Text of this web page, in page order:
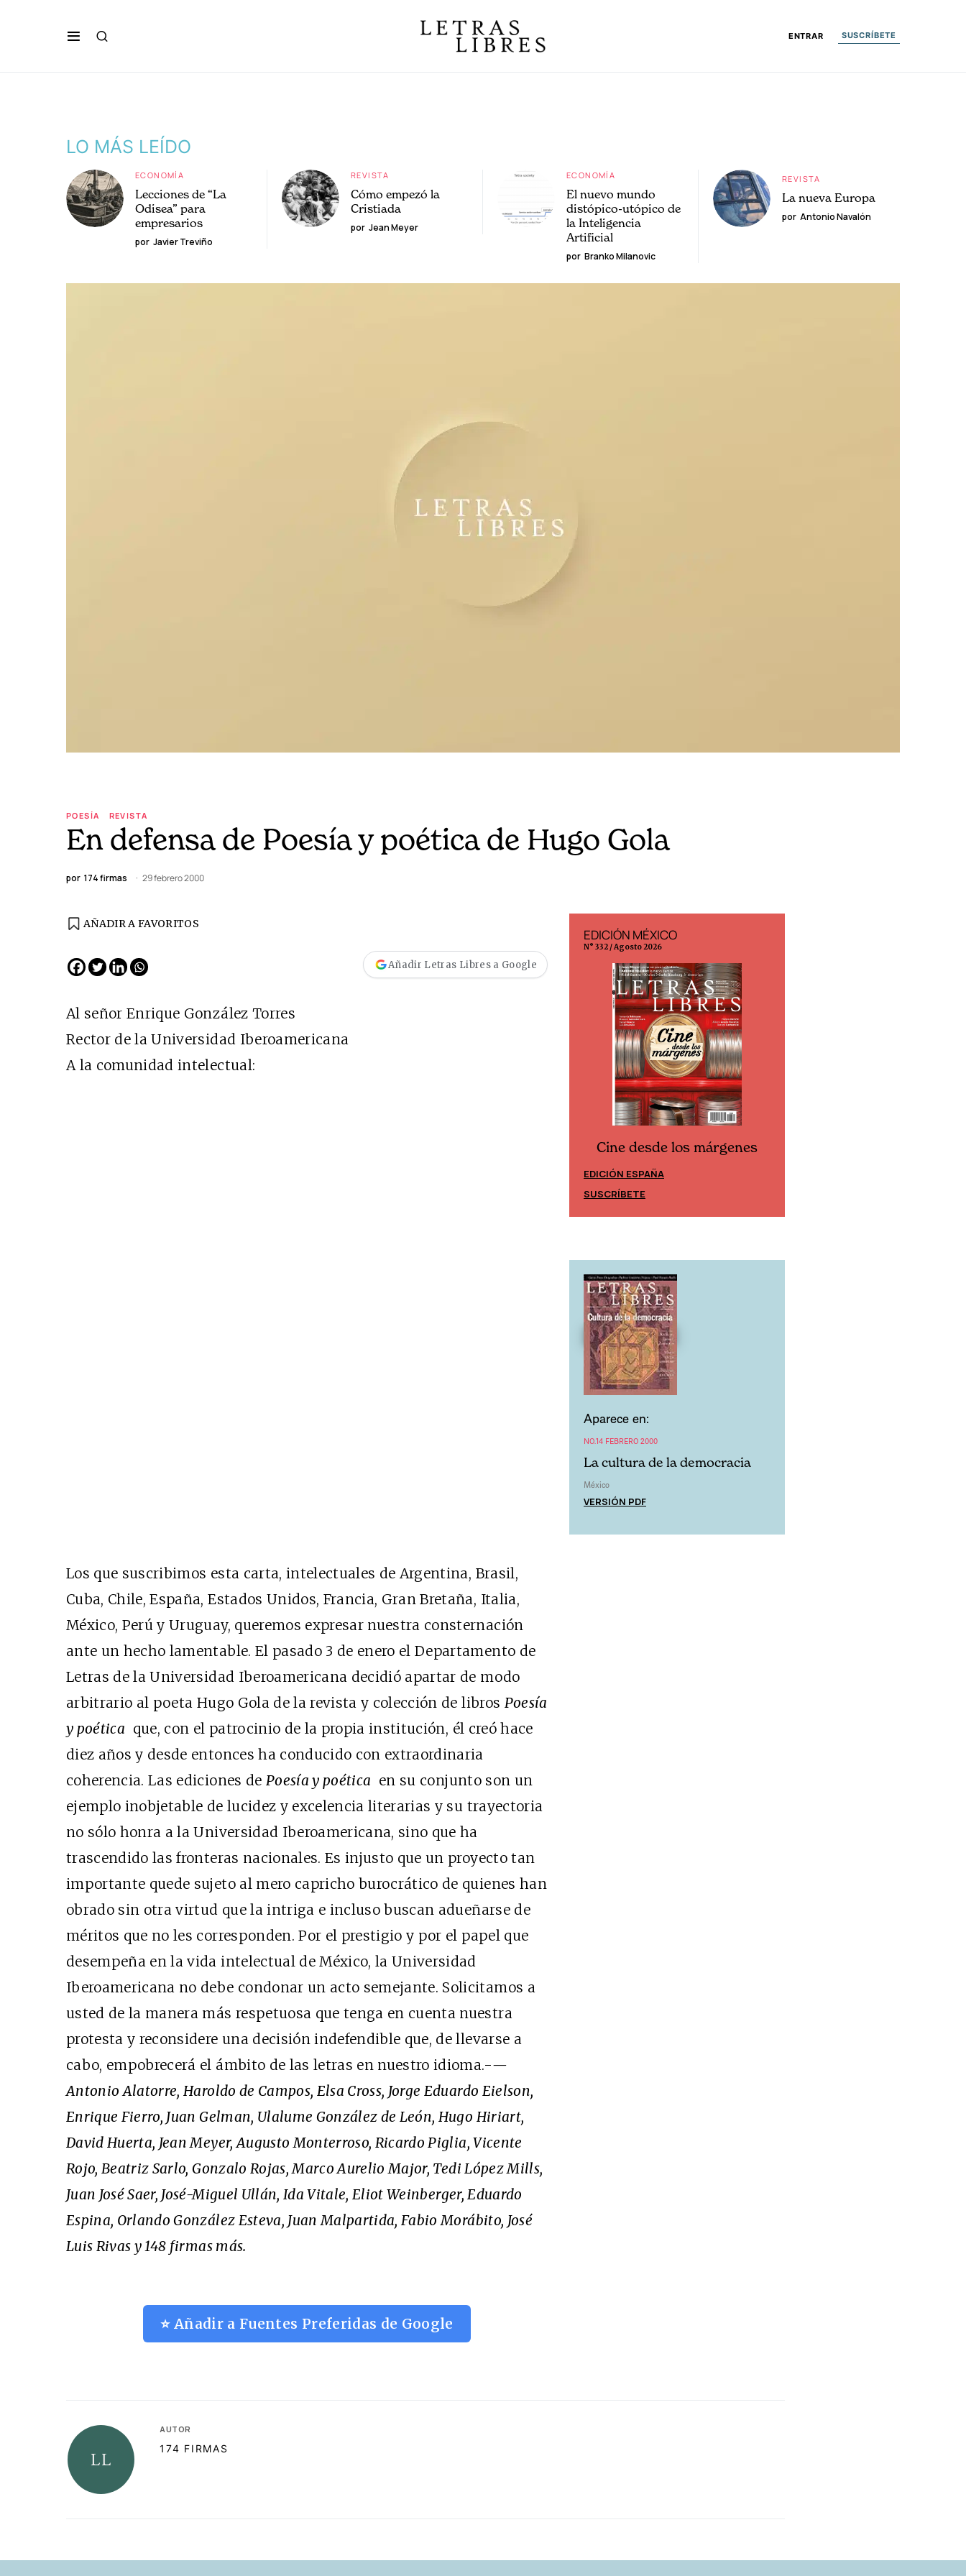
ENTRAR SUSCRÍBETE
LO MÁS LEÍDO
ECONOMÍA
Lecciones de “La
Odisea” para
empresarios
por Javier Treviño
REVISTA
Cómo empezó la
Cristiada
por Jean Meyer
ECONOMÍA
El nuevo mundo
distópico-utópico de
la Inteligencia
Artificial
por Branko Milanovic
REVISTA
La nueva Europa
por Antonio Navalón
POESÍA REVISTA
En defensa de Poesía y poética de Hugo Gola
por 174 firmas 29 febrero 2000
AÑADIR A FAVORITOS
Añadir Letras Libres a Google
Al señor Enrique González Torres
Rector de la Universidad Iberoamericana
A la comunidad intelectual:
Los que suscribimos esta carta, intelectuales de Argentina, Brasil,
Cuba, Chile, España, Estados Unidos, Francia, Gran Bretaña, Italia,
México, Perú y Uruguay, queremos expresar nuestra consternación
ante un hecho lamentable. El pasado 3 de enero el Departamento de
Letras de la Universidad Iberoamericana decidió apartar de modo
arbitrario al poeta Hugo Gola de la revista y colección de libros Poesía
y poética que, con el patrocinio de la propia institución, él creó hace
diez años y desde entonces ha conducido con extraordinaria
coherencia. Las ediciones de Poesía y poética en su conjunto son un
ejemplo inobjetable de lucidez y excelencia literarias y su trayectoria
no sólo honra a la Universidad Iberoamericana, sino que ha
trascendido las fronteras nacionales. Es injusto que un proyecto tan
importante quede sujeto al mero capricho burocrático de quienes han
obrado sin otra virtud que la intriga e incluso buscan adueñarse de
méritos que no les corresponden. Por el prestigio y por el papel que
desempeña en la vida intelectual de México, la Universidad
Iberoamericana no debe condonar un acto semejante. Solicitamos a
usted de la manera más respetuosa que tenga en cuenta nuestra
protesta y reconsidere una decisión indefendible que, de llevarse a
cabo, empobrecerá el ámbito de las letras en nuestro idioma.-—
Antonio Alatorre, Haroldo de Campos, Elsa Cross, Jorge Eduardo Eielson,
Enrique Fierro, Juan Gelman, Ulalume González de León, Hugo Hiriart,
David Huerta, Jean Meyer, Augusto Monterroso, Ricardo Piglia, Vicente
Rojo, Beatriz Sarlo, Gonzalo Rojas, Marco Aurelio Major, Tedi López Mills,
Juan José Saer, José-Miguel Ullán, Ida Vitale, Eliot Weinberger, Eduardo
Espina, Orlando González Esteva, Juan Malpartida, Fabio Morábito, José
Luis Rivas y 148 firmas más.
⭐ Añadir a Fuentes Preferidas de Google
EDICIÓN MÉXICO
N° 332 / Agosto 2026
Cine desde los márgenes
EDICIÓN ESPAÑA
SUSCRÍBETE
Aparece en:
NO.14 FEBRERO 2000
La cultura de la democracia
México
VERSIÓN PDF
AUTOR
174 FIRMAS